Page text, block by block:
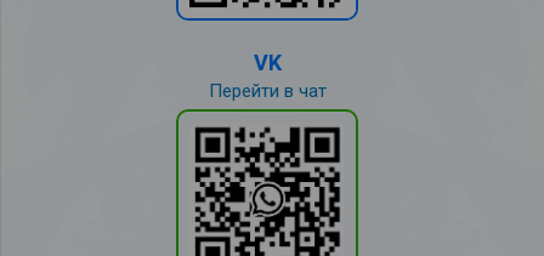
VK
Перейти в чат